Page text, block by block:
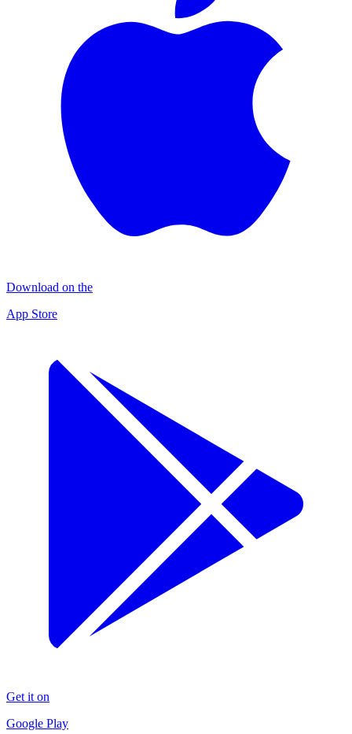
Download on the
App Store
Get it on
Google Play